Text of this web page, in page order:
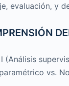
evaluación, y
(Análisis
vs.